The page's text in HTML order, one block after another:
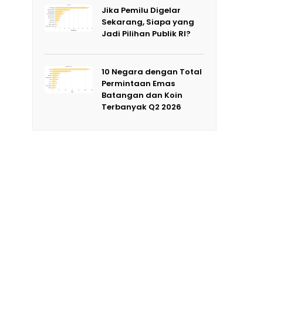
Jika Pemilu Digelar
Sekarang, Siapa yang
Jadi Pilihan Publik RI?
10 Negara dengan Total
Permintaan Emas
Batangan dan Koin
Terbanyak Q2 2026